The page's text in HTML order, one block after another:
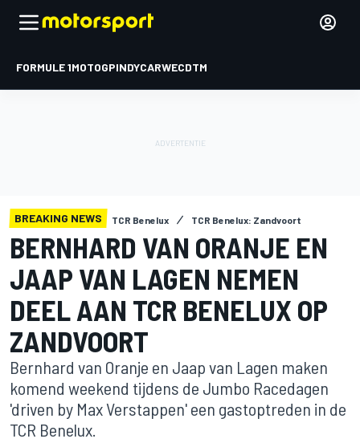
FORMULE 1MOTOGPINDYCARWECDTM
BREAKING NEWS TCR Benelux TCR Benelux: Zandvoort
BERNHARD VAN ORANJE EN
JAAP VAN LAGEN NEMEN
DEEL AAN TCR BENELUX OP
ZANDVOORT
Bernhard van Oranje en Jaap van Lagen maken
komend weekend tijdens de Jumbo Racedagen
'driven by Max Verstappen' een gastoptreden in de
TCR Benelux.